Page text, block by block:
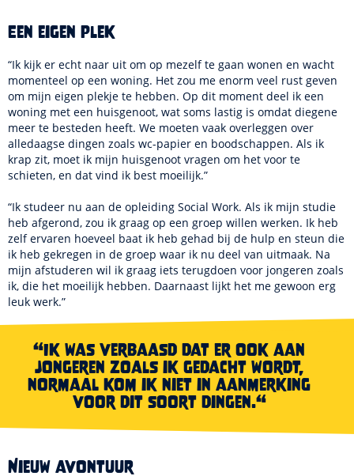
Een eigen plek
“Ik kijk er echt naar uit om op mezelf te gaan wonen en wacht
momenteel op een woning. Het zou me enorm veel rust geven
om mijn eigen plekje te hebben. Op dit moment deel ik een
woning met een huisgenoot, wat soms lastig is omdat diegene
meer te besteden heeft. We moeten vaak overleggen over
alledaagse dingen zoals wc-papier en boodschappen. Als ik
krap zit, moet ik mijn huisgenoot vragen om het voor te
schieten, en dat vind ik best moeilijk.”
“Ik studeer nu aan de opleiding Social Work. Als ik mijn studie
heb afgerond, zou ik graag op een groep willen werken. Ik heb
zelf ervaren hoeveel baat ik heb gehad bij de hulp en steun die
ik heb gekregen in de groep waar ik nu deel van uitmaak. Na
mijn afstuderen wil ik graag iets terugdoen voor jongeren zoals
ik, die het moeilijk hebben. Daarnaast lijkt het me gewoon erg
leuk werk.”
“Ik was verbaasd dat er ook aan
jongeren zoals ik gedacht wordt,
normaal kom ik niet in aanmerking
voor dit soort dingen.“
Nieuw avontuur